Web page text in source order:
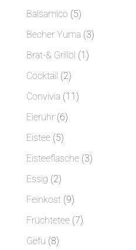
Produkte
Balsamico 55
Produkte
Becher Yuma 33
Brat-& Grillöl 1 1
Cocktail 22
Produkte
Convivia 11 11
Eieruhr 66
Eistee 55
Produkte
Eisteeflasche 33
Essig 22
Produkte
Feinkost 99
Produkte
Früchtetee 77
Gefu 88